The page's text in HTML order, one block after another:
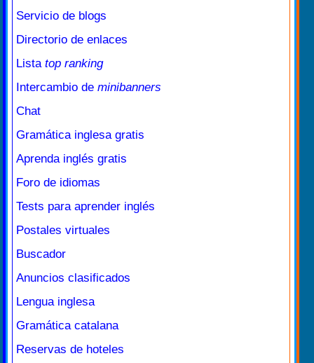
Servicio de blogs
Directorio de enlaces
Lista top ranking
Intercambio de minibanners
Chat
Gramática inglesa gratis
Aprenda inglés gratis
Foro de idiomas
Tests para aprender inglés
Postales virtuales
Buscador
Anuncios clasificados
Lengua inglesa
Gramática catalana
Reservas de hoteles